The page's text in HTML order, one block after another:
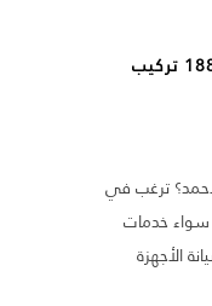
فني تكييف صباح الاحمد 1886554 تركيب
ترغب في
خدمات
الأجهزة